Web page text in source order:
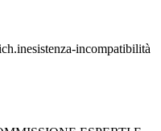
incompatibilità